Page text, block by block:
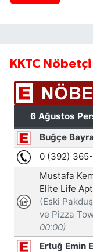
KKTC